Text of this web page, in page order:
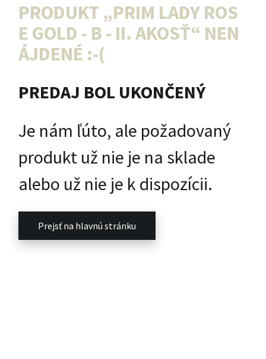
PRODUKT „PRIM LADY ROS
E GOLD - B - II. AKOSŤ“ NEN
ÁJDENÉ :-(
PREDAJ BOL UKONČENÝ
Je nám ľúto, ale požadovaný
produkt už nie je na sklade
alebo už nie je k dispozícii.
Prejsť na hlavnú stránku